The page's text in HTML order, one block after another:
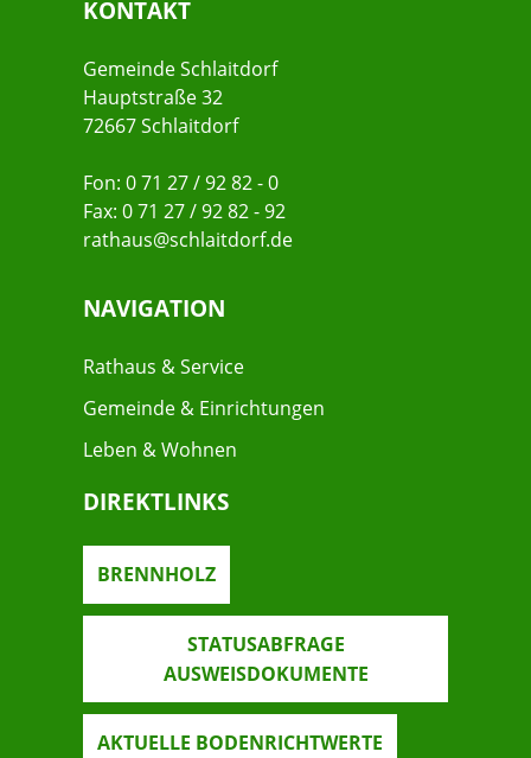
KONTAKT
Gemeinde Schlaitdorf
Hauptstraße 32
72667 Schlaitdorf
Fon: 0 71 27 / 92 82 - 0
Fax: 0 71 27 / 92 82 - 92
rathaus@schlaitdorf.de
NAVIGATION
Rathaus & Service
Gemeinde & Einrichtungen
Leben & Wohnen
DIREKTLINKS
BRENNHOLZ
STATUSABFRAGE
AUSWEISDOKUMENTE
AKTUELLE BODENRICHTWERTE